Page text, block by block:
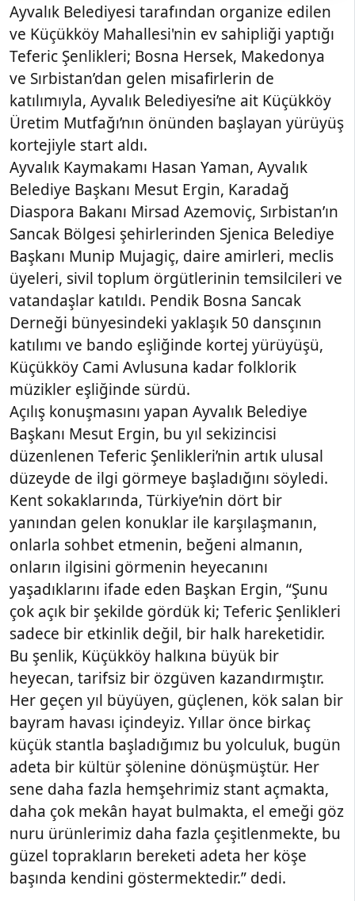
Ayvalık Belediyesi tarafından organize edilen
ve Küçükköy Mahallesi'nin ev sahipliği yaptığı
Teferic Şenlikleri; Bosna Hersek, Makedonya
ve Sırbistan’dan gelen misafirlerin de
katılımıyla, Ayvalık Belediyesi’ne ait Küçükköy
Üretim Mutfağı’nın önünden başlayan yürüyüş
kortejiyle start aldı.
Ayvalık Kaymakamı Hasan Yaman, Ayvalık
Belediye Başkanı Mesut Ergin, Karadağ
Diaspora Bakanı Mirsad Azemoviç, Sırbistan’ın
Sancak Bölgesi şehirlerinden Sjenica Belediye
Başkanı Munip Mujagiç, daire amirleri, meclis
üyeleri, sivil toplum örgütlerinin temsilcileri ve
vatandaşlar katıldı. Pendik Bosna Sancak
Derneği bünyesindeki yaklaşık 50 dansçının
katılımı ve bando eşliğinde kortej yürüyüşü,
Küçükköy Cami Avlusuna kadar folklorik
müzikler eşliğinde sürdü.
Açılış konuşmasını yapan Ayvalık Belediye
Başkanı Mesut Ergin, bu yıl sekizincisi
düzenlenen Teferic Şenlikleri’nin artık ulusal
düzeyde de ilgi görmeye başladığını söyledi.
Kent sokaklarında, Türkiye’nin dört bir
yanından gelen konuklar ile karşılaşmanın,
onlarla sohbet etmenin, beğeni almanın,
onların ilgisini görmenin heyecanını
yaşadıklarını ifade eden Başkan Ergin, “Şunu
çok açık bir şekilde gördük ki; Teferic Şenlikleri
sadece bir etkinlik değil, bir halk hareketidir.
Bu şenlik, Küçükköy halkına büyük bir
heyecan, tarifsiz bir özgüven kazandırmıştır.
Her geçen yıl büyüyen, güçlenen, kök salan bir
bayram havası içindeyiz. Yıllar önce birkaç
küçük stantla başladığımız bu yolculuk, bugün
adeta bir kültür şölenine dönüşmüştür. Her
sene daha fazla hemşehrimiz stant açmakta,
daha çok mekân hayat bulmakta, el emeği göz
nuru ürünlerimiz daha fazla çeşitlenmekte, bu
güzel toprakların bereketi adeta her köşe
başında kendini göstermektedir.” dedi.